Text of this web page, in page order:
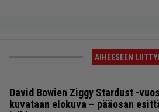
AIHEESEEN
David Bowien Ziggy Stardust -
kuvataan elokuva – pääosan